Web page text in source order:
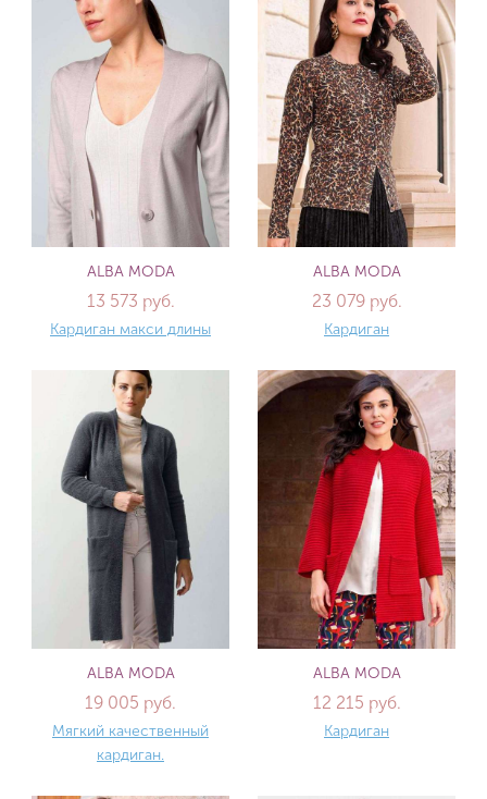
ALBA MODA
13 573 руб.
Кардиган макси длины
ALBA MODA
23 079 руб.
Кардиган
ALBA MODA
19 005 руб.
Мягкий качественный
кардиган.
ALBA MODA
12 215 руб.
Кардиган